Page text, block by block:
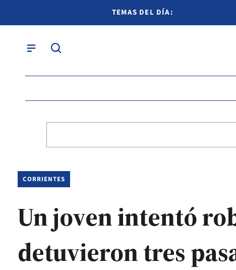
TEMAS DEL DÍA:
CORRIENTES
Un joven intentó
detuvieron tres